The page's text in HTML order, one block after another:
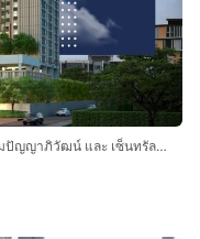
ให้เช่า ลุมพินี วิลล์ สเตชั่น แจ้งวัฒนะ 17 ตรงข้ามปัญญาภิวัฒน์ และ เซ็นทรัลแจ้งฯ